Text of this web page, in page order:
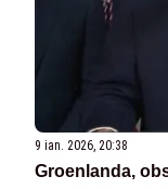
9 ian. 2026, 20:38
Groenlanda,